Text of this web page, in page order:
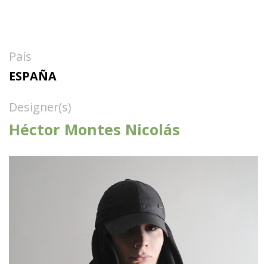
País
ESPAÑA
Designer(s)
Héctor Montes Nicolás